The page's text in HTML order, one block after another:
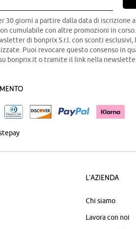
30 giorni a partire dalla data di iscrizione
cumulabile con altre promozioni in corso.
di bonprix S.r.l. con sconti
Puoi revocare questo consenso in
bonprix.it o tramite il link nella
L'azienda
Chi siamo
Lavora con noi